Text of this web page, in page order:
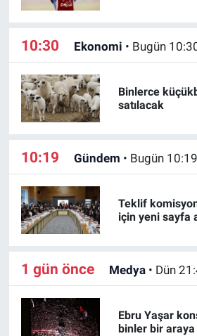
10:30 Ekonomi • Bugün
Binlerce
satılacak
10:19 Gündem • Bugün 10:19
Teklif
için yeni sayfa
1 gün önce Medya• Dün
Ebru Yaşar
binler bir